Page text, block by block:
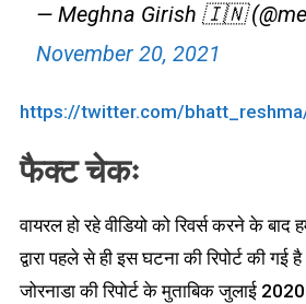
— Meghna Girish 🇮🇳
November 20, 2021
https://twitter.com/
फैक्ट चेकः
वायरल हो रहे वीडियो को रिवर्स करने के
द्वारा पहले से ही इस घटना की रिपोर्ट की
जोरनाडा की रिपोर्ट के मुताबिक जुलाई